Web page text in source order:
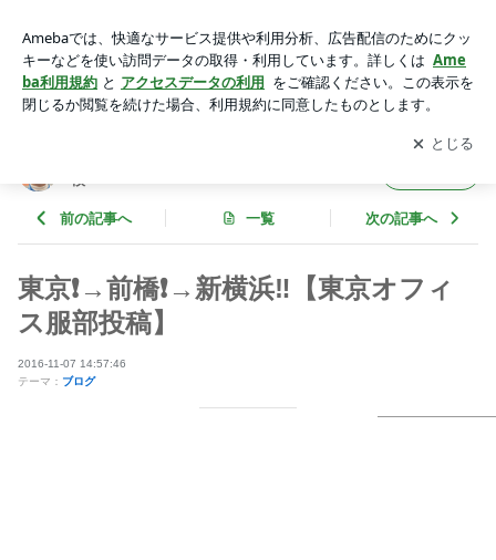
「DRIVER'S BLOG」withマッハ車検
アプリをダウンロードして ブログの更新通知
を受け取りまし
ょう。
開く
検
前の記事へ 一覧 次の記事へ
東京❗️→前橋❗️→新横浜‼️【東京オフィ
ス服部投稿】
2016-11-07 14:57:46
テーマ： ブログ